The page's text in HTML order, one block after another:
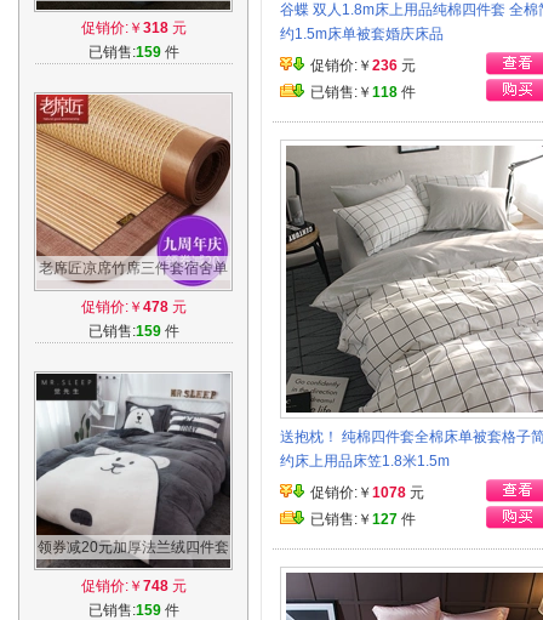
搭北欧天竺棉简约床笠床单款
纯棉被套
促销价:￥ 318元
已销售:159件
老席匠凉席竹席三件套宿舍单
人竹凉席1.2双面折叠席子
1.8m床1.5米
促销价:￥ 478元
已销售:159件
领券减20元加厚法兰绒四件套
珊瑚绒1.8m床上用品法莱绒被
套件床单
促销价:￥ 748元
已销售:159件
谷蝶 双人1.8m床上用品纯棉四件套 全棉
约1.5m床单被套婚庆床品
促销价:￥ 236 元
已销售:￥ 118 件
送抱枕！ 纯棉四件套全棉床单被套格子
约床上用品床笠1.8米1.5m
促销价:￥ 1078 元
已销售:￥ 127 件